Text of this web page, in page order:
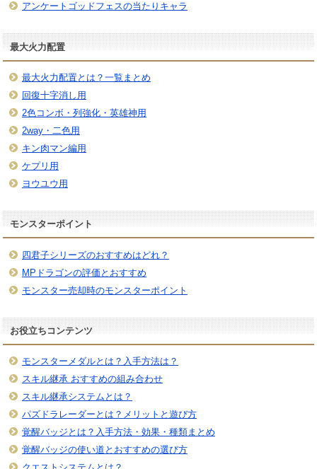
アンケートゴッドフェスの当たりキャラ
最大火力配置
最大火力配置とは？一覧まとめ
回復十字消し用
2色コンボ・列強化・英雄神用
2way・二色用
キン肉マン編用
ケプリ用
ヨウユウ用
モンスターポイント
四君子シリーズのおすすめはどれ？
MPドラゴンの評価とおすすめ
モンスター売却時のモンスターポイント
お役立ちコンテンツ
モンスターメダルとは？入手方法は？
スキル継承 おすすめの組み合わせ
スキル継承システムとは？
パズドラレーダーとは？メリットと遊び方
覚醒バッジとは？入手方法・効果・種類まとめ
覚醒バッジの使い道とおすすめの選び方